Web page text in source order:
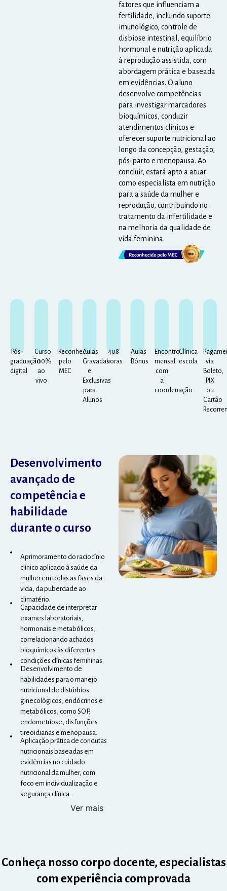
fatores que influenciam a
fertilidade, incluindo suporte
imunológico, controle de
disbiose intestinal, equilíbrio
hormonal e nutrição aplicada
à reprodução assistida, com
abordagem prática e baseada
em evidências. O aluno
desenvolve competências
para investigar marcadores
bioquímicos, conduzir
atendimentos clínicos e
oferecer suporte nutricional ao
longo da concepção, gestação,
pós-parto e menopausa. Ao
concluir, estará apto a atuar
como especialista em nutrição
para a saúde da mulher e
reprodução, contribuindo no
tratamento da infertilidade e
na melhoria da qualidade de
vida feminina.
Pós-
graduação
digital
Curso
100%
ao
vivo
Reconhecida
pelo
MEC
Aulas
Gravadas
e
Exclusivas
para
Alunos
408
horas
Aulas
Bônus
Encontro
mensal
com
a
coordenação
Clínica
escola
via
Boleto,
PIX
ou
Cartão
Desenvolvimento
avançado de
competência e
habilidade
durante o curso
Aprimoramento do raciocínio
clínico aplicado à saúde da
mulher em todas as fases da
vida, da puberdade ao
climatério.
Capacidade de interpretar
exames laboratoriais,
hormonais e metabólicos,
correlacionando achados
bioquímicos às diferentes
condições clínicas femininas.
Desenvolvimento de
habilidades para o manejo
nutricional de distúrbios
ginecológicos, endócrinos e
metabólicos, como SOP,
endometriose, disfunções
tireoidianas e menopausa.
Aplicação prática de condutas
nutricionais baseadas em
evidências no cuidado
nutricional da mulher, com
foco em individualização e
segurança clínica.
Ver mais
Conheça nosso corpo docente, especialistas
com experiência comprovada